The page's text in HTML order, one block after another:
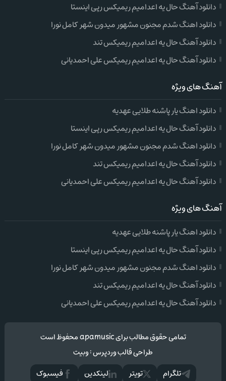
دانلود آهنگ حال یه اعدامیم ریمیکس رپی اینستا
دانلود اهنگ شدم مجنون مشهور میدون شهر کامل نورا
دانلود آهنگ حال یه اعدامیم ریمیکس تند
دانلود آهنگ حال یه اعدامیم ریمیکس علی احمدیانی
آهنگ های ویژه
دانلود اهنگ یار پاشنه طلایی عهدیه
دانلود آهنگ حال یه اعدامیم ریمیکس رپی اینستا
دانلود اهنگ شدم مجنون مشهور میدون شهر کامل نورا
دانلود آهنگ حال یه اعدامیم ریمیکس تند
دانلود آهنگ حال یه اعدامیم ریمیکس علی احمدیانی
آهنگ های ویژه
دانلود اهنگ یار پاشنه طلایی عهدیه
دانلود آهنگ حال یه اعدامیم ریمیکس رپی اینستا
دانلود اهنگ شدم مجنون مشهور میدون شهر کامل نورا
دانلود آهنگ حال یه اعدامیم ریمیکس تند
دانلود آهنگ حال یه اعدامیم ریمیکس علی احمدیانی
تمامی حقوق مطالب برای apamusic محفوظ است
طراحی قالب وردپرس:وبیت
فيسبوک
لینکدین تويتر تلگرام